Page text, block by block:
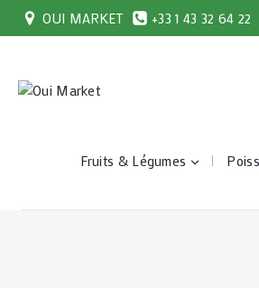
OUI MARKET +33 1 43 32 64 22
Fruits & Légumes